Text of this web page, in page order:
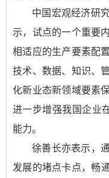
中国宏观经济研
示，试点的一个重要
相适应的生产要素配
技术、数据、知识、
化新业态新领域要素
进一步增强我国企业
能力。
徐善长亦表示，
发展的堵点卡点，畅